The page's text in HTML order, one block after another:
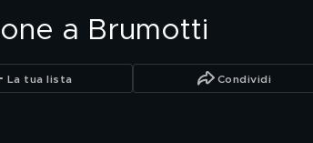
a Brumotti
La tua lista Condividi